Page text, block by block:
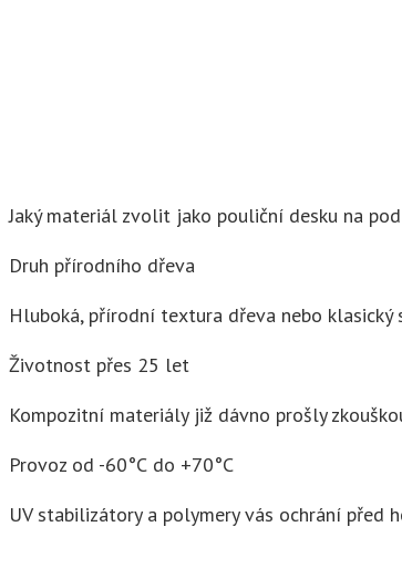
Jaký materiál zvolit jako pouliční desku na
Druh přírodního dřeva
Hluboká, přírodní textura dřeva nebo klasický
Životnost přes 25 let
Kompozitní materiály již dávno prošly
Provoz od -60°С do +70°С
UV stabilizátory a polymery vás ochrání před